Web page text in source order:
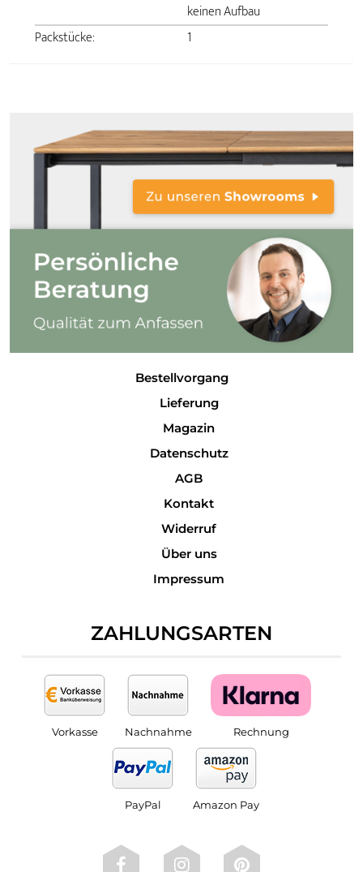
keinen Aufbau
Packstücke:
1
Bestellvorgang
Lieferung
Magazin
Datenschutz
AGB
Kontakt
Widerruf
Über uns
Impressum
ZAHLUNGSARTEN
Vorkasse Nachnahme Rechnung
PayPal Amazon Pay